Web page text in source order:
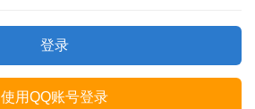
登录
使用QQ账号登录